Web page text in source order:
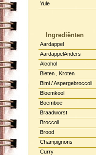
Yule
Ingrediënten
Aardappel
AardappelAnders
Alcohol
Bieten , Kroten
Bimi / Aspergebroccoli
Bloemkool
Boemboe
Braadworst
Broccoli
Brood
Champignons
Curry